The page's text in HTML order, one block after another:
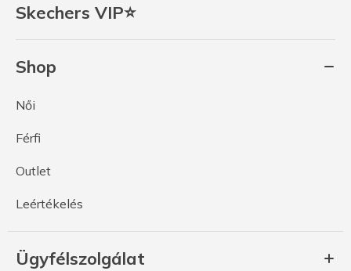
Skechers VIP⭐
Shop
Női
Férfi
Outlet
Leértékelés
Ügyfélszolgálat